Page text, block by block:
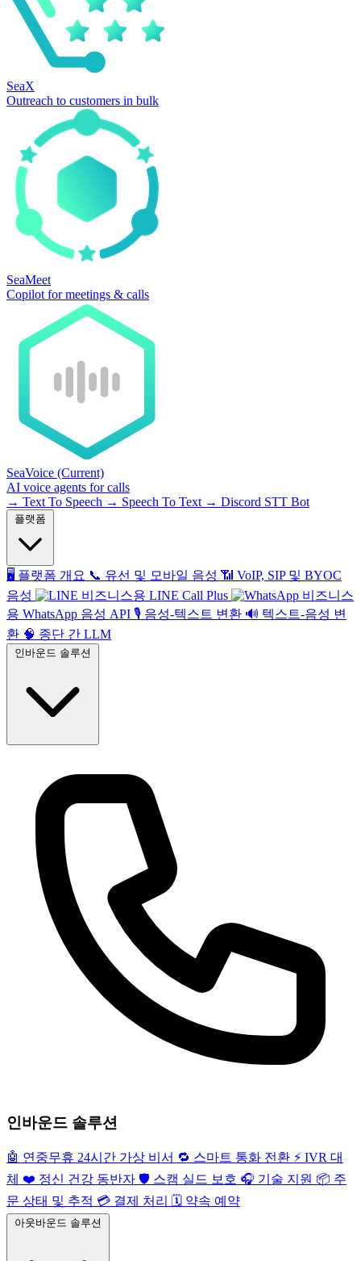
SeaX
Outreach to customers in bulk
SeaMeet
Copilot for meetings & calls
SeaVoice (Current)
AI voice agents for calls
→ Text To Speech → Speech To Text → Discord STT Bot
🖥️ 플랫폼 개요 📞 유선 및 모바일 음성 📶 VoIP, SIP 및 BYOC
음성
비즈니스용 LINE Call Plus
비즈니스
용 WhatsApp 음성 API 🎙️ 음성-텍스트 변환 🔊 텍스트-음성 변
환 🧠 종단 간 LLM
인바운드 솔루션
🤖 연중무휴 24시간 가상 비서 🔁 스마트 통화 전환 ⚡️ IVR 대
체 ❤️ 정신 건강 동반자 🛡️ 스캠 실드 보호 🎧 기술 지원 📦 주
문 상태 및 추적 💳 결제 처리 🗓️ 약속 예약